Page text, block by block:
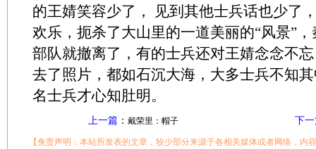
的王婧笑容少了， 见到其他士兵话也少了
欢乐，扼杀了大山里的一道美丽的“风景”
部队就撤离了，有的士兵还对王婧念念不
去了照片，都如石沉大海，大多士兵不知
名士兵才心知肚明。
上一篇： 戴荣里：帽子 下
【免责声明：本站所发表的文章，较少部分来源于各相关媒体或者网络，内